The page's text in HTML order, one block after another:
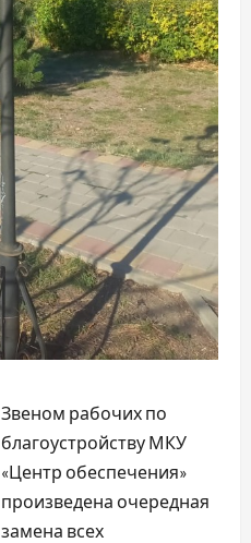
Звеном рабочих по
благоустройству МКУ
«Центр обеспечения»
произведена очередная
замена всех